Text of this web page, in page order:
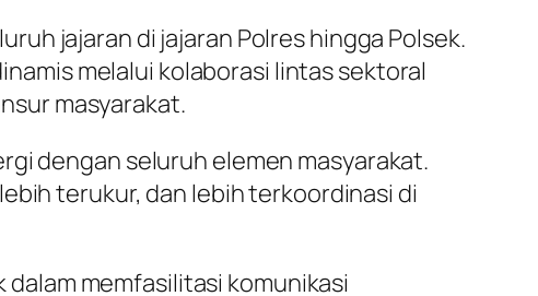
jajaran di jajaran Polres hingga Polsek.
melalui kolaborasi lintas sektoral
masyarakat.
dengan seluruh elemen masyarakat.
terukur, dan lebih terkoordinasi di
memfasilitasi komunikasi